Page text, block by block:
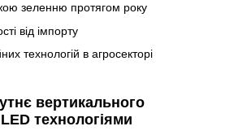
зеленню протягом року
від імпорту
технологій в агросекторі
вертикального
технологіями